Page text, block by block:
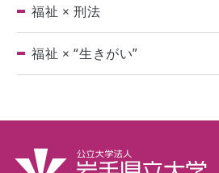
福祉 × 刑法
福祉 × “生きがい”